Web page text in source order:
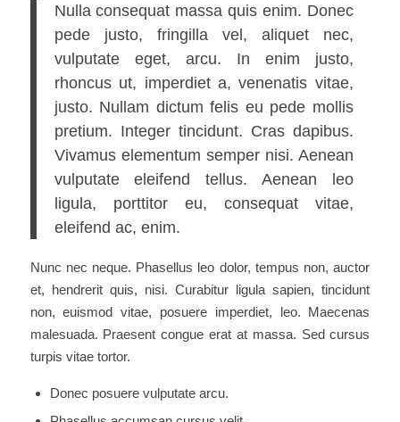
Nulla consequat massa quis enim. Donec
pede justo, fringilla vel, aliquet nec,
vulputate eget, arcu. In enim justo,
rhoncus ut, imperdiet a, venenatis vitae,
justo. Nullam dictum felis eu pede mollis
pretium. Integer tincidunt. Cras dapibus.
Vivamus elementum semper nisi. Aenean
vulputate eleifend tellus. Aenean leo
ligula, porttitor eu, consequat vitae,
eleifend ac, enim.
Nunc nec neque. Phasellus leo dolor, tempus non, auctor
et, hendrerit quis, nisi. Curabitur ligula sapien, tincidunt
non, euismod vitae, posuere imperdiet, leo. Maecenas
malesuada. Praesent congue erat at massa. Sed cursus
turpis vitae tortor.
Donec posuere vulputate arcu.